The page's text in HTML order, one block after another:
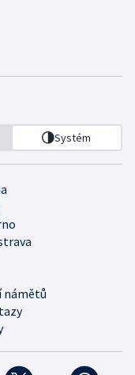
Systém
námětů